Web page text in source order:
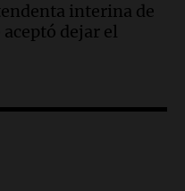
del
rulos | Por
Cruz del Lago
interina de
dejar el